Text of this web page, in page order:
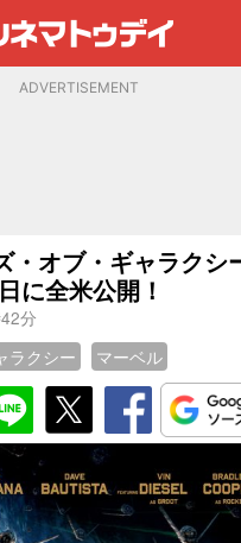
ADVERTISEMENT
・オブ・ギャラクシ
に全米公開！
分
ラクシー
マーベル